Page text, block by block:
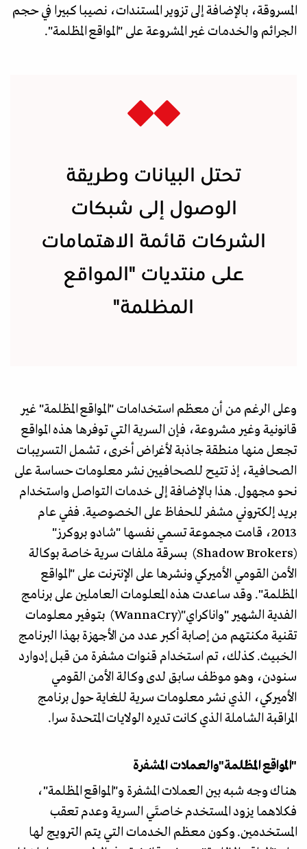
المسروقة، بالإضافة إلى تزوير المستندات، نصيبا كبيرا في حجم
الجرائم والخدمات غير المشروعة على "المواقع المظلمة".
تحتل البيانات وطريقة
الوصول إلى شبكات
الشركات قائمة الاهتمامات
على منتديات "المواقع
المظلمة"
وعلى الرغم من أن معظم استخدامات "المواقع المظلمة" غير
قانونية وغير مشروعة، فإن السرية التي توفرها هذه المواقع
تجعل منها منطقة جاذبة لأغراض أخرى، تشمل التسريبات
الصحافية، إذ تتيح للصحافيين نشر معلومات حساسة على
نحو مجهول. هذا بالإضافة إلى خدمات التواصل واستخدام
بريد إلكتروني مشفر للحفاظ على الخصوصية. ففي عام
2013، قامت مجموعة تسمي نفسها "شادو بروكرز"
(Shadow Brokers) بسرقة ملفات سرية خاصة بوكالة
الأمن القومي الأميركي ونشرها على الإنترنت على "المواقع
المظلمة". وقد ساعدت هذه المعلومات العاملين على برنامج
الفدية الشهير "واناكراي"(WannaCry) بتوفير معلومات
تقنية مكنتهم من إصابة أكبر عدد من الأجهزة بهذا البرنامج
الخبيث. كذلك، تم استخدام قنوات مشفرة من قبل إدوارد
سنودن، وهو موظف سابق لدى وكالة الأمن القومي
الأميركي، الذي نشر معلومات سرية للغاية حول برنامج
المراقبة الشاملة الذي كانت تديره الولايات المتحدة سرا.
"المواقع المظلمة"والعملات المشفرة
هناك وجه شبه بين العملات المشفرة و"المواقع المظلمة"،
فكلاهما يزود المستخدم خاصتَي السرية وعدم تعقب
المستخدمين. وكون معظم الخدمات التي يتم الترويج لها